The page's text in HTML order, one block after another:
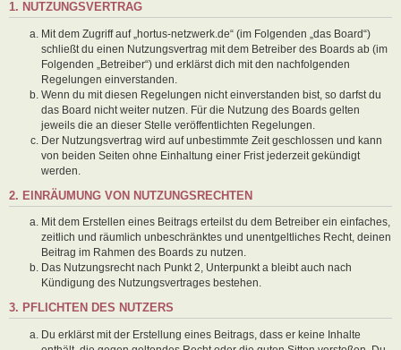
1. NUTZUNGSVERTRAG
Mit dem Zugriff auf „hortus-netzwerk.de“ (im Folgenden „das Board“)
schließt du einen Nutzungsvertrag mit dem Betreiber des Boards ab (im
Folgenden „Betreiber“) und erklärst dich mit den nachfolgenden
Regelungen einverstanden.
Wenn du mit diesen Regelungen nicht einverstanden bist, so darfst du
das Board nicht weiter nutzen. Für die Nutzung des Boards gelten
jeweils die an dieser Stelle veröffentlichten Regelungen.
Der Nutzungsvertrag wird auf unbestimmte Zeit geschlossen und kann
von beiden Seiten ohne Einhaltung einer Frist jederzeit gekündigt
werden.
2. EINRÄUMUNG VON NUTZUNGSRECHTEN
Mit dem Erstellen eines Beitrags erteilst du dem Betreiber ein einfaches,
zeitlich und räumlich unbeschränktes und unentgeltliches Recht, deinen
Beitrag im Rahmen des Boards zu nutzen.
Das Nutzungsrecht nach Punkt 2, Unterpunkt a bleibt auch nach
Kündigung des Nutzungsvertrages bestehen.
3. PFLICHTEN DES NUTZERS
Du erklärst mit der Erstellung eines Beitrags, dass er keine Inhalte